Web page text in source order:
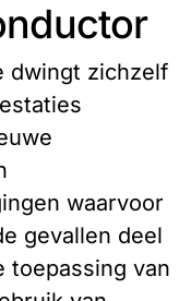
dwingt zichzelf
waarvoor
gevallen deel
toepassing van